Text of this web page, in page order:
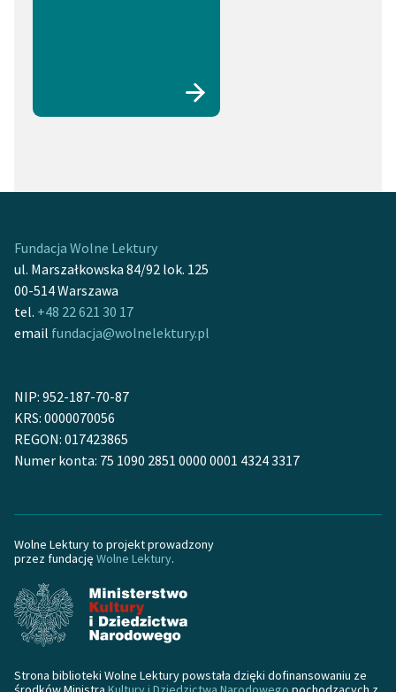
Fundacja Wolne Lektury
ul. Marszałkowska 84/92 lok. 125
00-514 Warszawa
tel. +48 22 621 30 17
email fundacja@wolnelektury.pl
NIP: 952-187-70-87
KRS: 0000070056
REGON: 017423865
Numer konta: 75 1090 2851 0000 0001 4324 3317
Wolne Lektury to projekt prowadzony
przez fundację Wolne Lektury.
Strona biblioteki Wolne Lektury powstała dzięki dofinansowaniu ze